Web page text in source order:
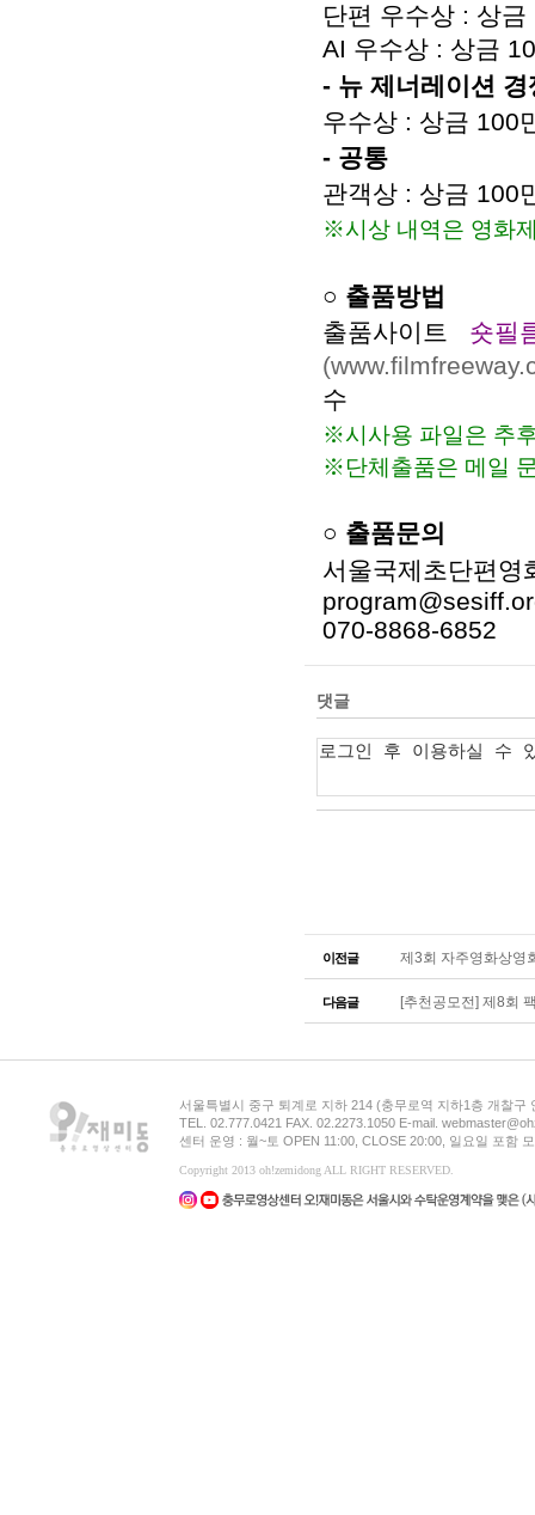
단편 우수상 : 상
AI 우수상 : 상금
- 뉴 제너레이션 경
우수상 : 상금 100
- 공통
관객상 : 상금 100
※시상 내역은 영화
○ 출품방법
출품사이트 숏필
수
※시사용 파일은 추
※단체출품은 메일
○ 출품문의
서울국제초단편영
070-8868-6852
이전글 제3회 자주영화상영
다음글 [추천공모전] 제8회
서울특별시 중구 퇴계로 지하 214 (충무로역 지하1층 개찰구
TEL. 02.777.0421 FAX. 02.2273.1050 E-mail.
센터 운영 : 월~토 OPEN 11:00, CLOSE 20:00, 일요일 포함
Copyright 2013 oh!zemidong ALL RIGHT RESERVED.